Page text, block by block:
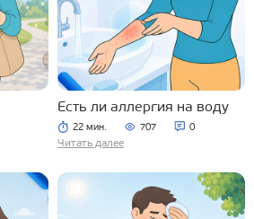
Есть ли аллергия на воду
22 мин. 707 0
Читать далее